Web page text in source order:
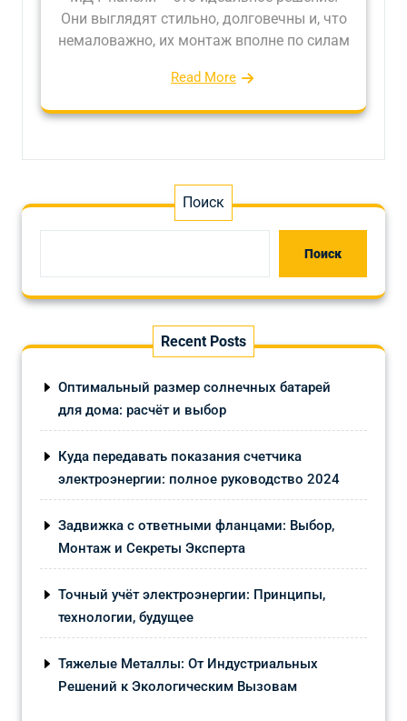
Они выглядят стильно, долговечны и, что
немаловажно, их монтаж вполне по силам
Read More
Поиск
Поиск
Recent Posts
Оптимальный размер солнечных батарей
для дома: расчёт и выбор
Куда передавать показания счетчика
электроэнергии: полное руководство 2024
Задвижка с ответными фланцами: Выбор,
Монтаж и Секреты Эксперта
Точный учёт электроэнергии: Принципы,
технологии, будущее
Тяжелые Металлы: От Индустриальных
Решений к Экологическим Вызовам